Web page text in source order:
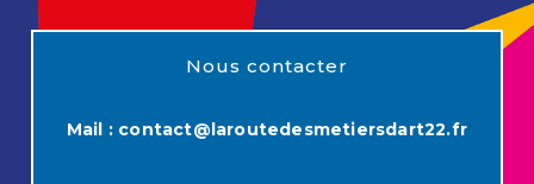
Nous contacter
Mail : contact@laroutedesmetiersdart22.fr